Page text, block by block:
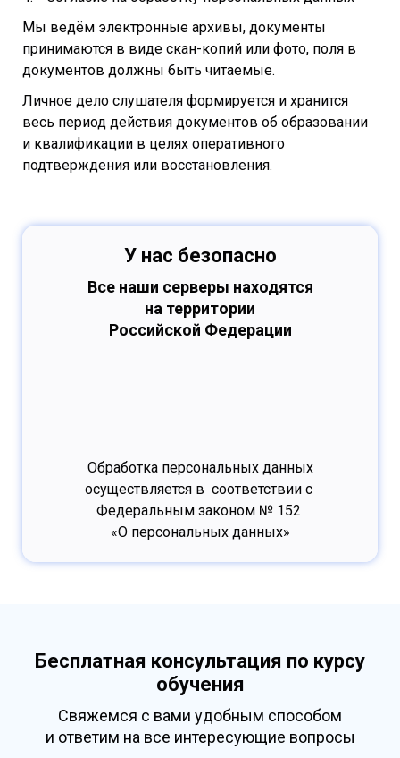
Мы ведём электронные архивы, документы
принимаются в виде скан-копий или фото, поля в
документов должны быть читаемые.
Личное дело слушателя формируется и хранится
весь период действия документов об образовании
и квалификации в целях оперативного
подтверждения или восстановления.
У нас безопасно
Все наши серверы находятся
на территории
Российской Федерации
Обработка персональных данных
осуществляется в соответствии с
Федеральным законом № 152
«О персональных данных»
Бесплатная консультация по курсу
обучения
Свяжемся с вами удобным способом
и ответим на все интересующие вопросы